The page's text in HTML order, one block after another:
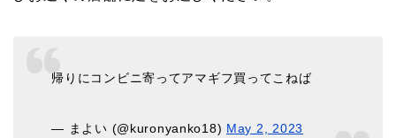
帰りにコンビニ寄ってアマギフ買ってこねば
— まよい (@kuronyanko18) May 2, 2023